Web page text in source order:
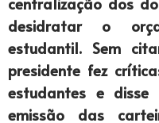
desidratar o
estudantil. Sem
presidente fez
estudantes e
emissão das